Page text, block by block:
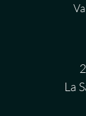
La